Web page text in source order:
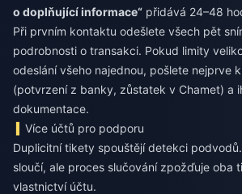
o doplňující informace“ přidává 24–48
Při prvním kontaktu odešlete všech pět
podrobnosti o transakci. Pokud limity
odeslání všeho najednou, pošlete nejprve
(potvrzení z banky, zůstatek v Chamet) a
dokumentace.
Více účtů pro podporu
Duplicitní tikety spouštějí detekci
sloučí, ale proces slučování zpožďuje oba
vlastnictví účtu.